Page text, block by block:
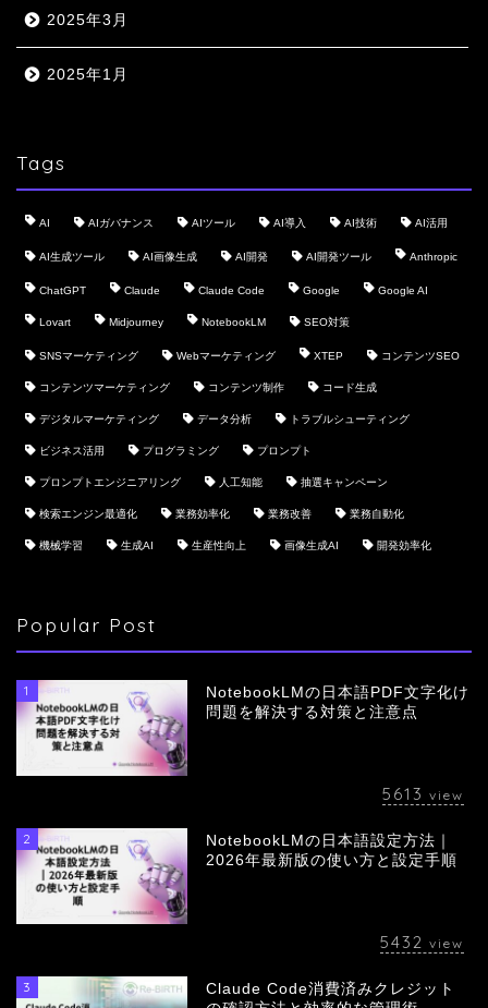
2025年3月
2025年1月
Tags
AI AIガバナンス AIツール AI導入 AI技術 AI活用
AI生成ツール AI画像生成 AI開発 AI開発ツール Anthropic
ChatGPT Claude Claude Code Google Google AI
Lovart Midjourney NotebookLM SEO対策
SNSマーケティング Webマーケティング XTEP コンテンツSEO
コンテンツマーケティング コンテンツ制作 コード生成
デジタルマーケティング データ分析 トラブルシューティング
ビジネス活用 プログラミング プロンプト
プロンプトエンジニアリング 人工知能 抽選キャンペーン
検索エンジン最適化 業務効率化 業務改善 業務自動化
機械学習 生成AI 生産性向上 画像生成AI 開発効率化
Popular Post
1
NotebookLMの日本語PDF文字化け
問題を解決する対策と注意点
5613 view
2
NotebookLMの日本語設定方法｜
2026年最新版の使い方と設定手順
5432 view
3
Claude Code消費済みクレジット
会社概要
採用情報